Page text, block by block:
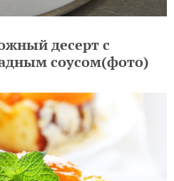
десерт с
соусом(фото)